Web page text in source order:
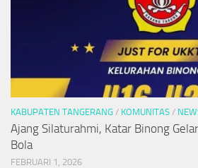
KABUPATEN TANGERANG / KOMUNITAS /
Ajang Silaturahmi, Katar Binong
Bola
FEBRUARI 1, 2026